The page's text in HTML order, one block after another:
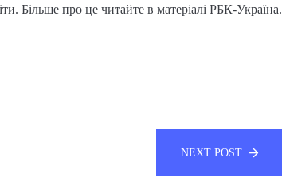
Більше про це читайте в матеріалі РБК-Україна.
NEXT POST